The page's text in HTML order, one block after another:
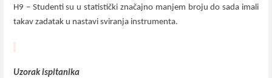
H9 – Studenti su u statistički značajno manjem broju do sada imali
takav zadatak u nastavi sviranja instrumenta.
Uzorak ispitanika